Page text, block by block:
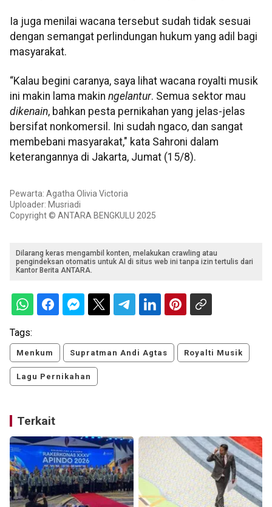
Ia juga menilai wacana tersebut sudah tidak sesuai
dengan semangat perlindungan hukum yang adil bagi
masyarakat.
“Kalau begini caranya, saya lihat wacana royalti musik
ini makin lama makin ngelantur. Semua sektor mau
dikenain, bahkan pesta pernikahan yang jelas-jelas
bersifat nonkomersil. Ini sudah ngaco, dan sangat
membebani masyarakat," kata Sahroni dalam
keterangannya di Jakarta, Jumat (15/8).
Pewarta: Agatha Olivia Victoria
Uploader: Musriadi
Copyright © ANTARA BENGKULU 2025
Dilarang keras mengambil konten, melakukan crawling atau
pengindeksan otomatis untuk AI di situs web ini tanpa izin tertulis dari
Kantor Berita ANTARA.
Tags:
Menkum Supratman Andi Agtas Royalti Musik
Lagu Pernikahan
Terkait